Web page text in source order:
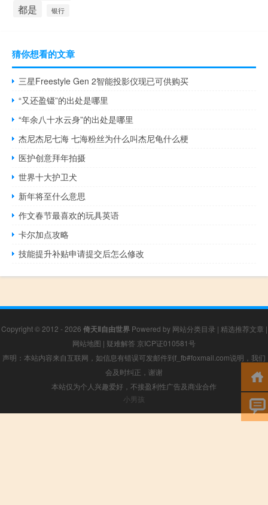
都是 银行
猜你想看的文章
三星Freestyle Gen 2智能投影仪现已可供购买
“又还盈镊”的出处是哪里
“年余八十水云身”的出处是哪里
杰尼杰尼七海 七海粉丝为什么叫杰尼龟什么梗
医护创意拜年拍摄
世界十大护卫犬
新年将至什么意思
作文春节最喜欢的玩具英语
卡尔加点攻略
技能提升补贴申请提交后怎么修改
Copyright © 2012 - 2026 倚天Ⅱ自由世界Powered by 网站分类目录 | 精选推荐文章 |
网站地图 | 疑难解答 京ICP证010581号
声明：本站内容来自互联网，如信息有错误可发邮件到f_fb#foxmail.com说明，我们
会及时纠正，谢谢
本站仅为个人兴趣爱好，不接盈利性广告及商业合作
小男孩